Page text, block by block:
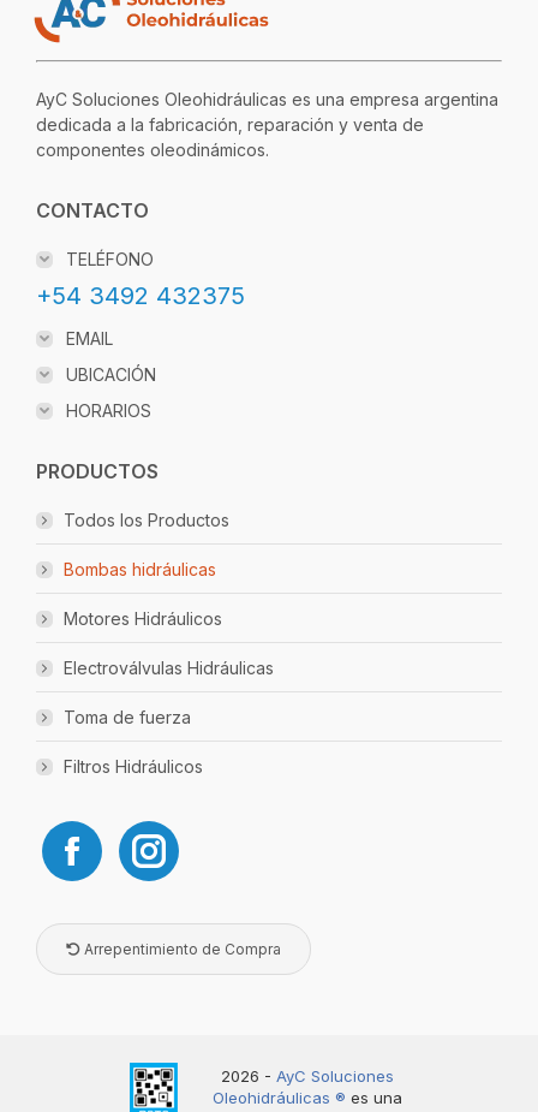
AyC Soluciones Oleohidráulicas es una empresa argentina
dedicada a la fabricación, reparación y venta de
componentes oleodinámicos.
CONTACTO
TELÉFONO
+54 3492 432375
EMAIL
UBICACIÓN
HORARIOS
PRODUCTOS
Todos los Productos
Bombas hidráulicas
Motores Hidráulicos
Electroválvulas Hidráulicas
Toma de fuerza
Filtros Hidráulicos
Arrepentimiento de Compra
2026 -AyC Soluciones
Oleohidráulicas ®️ es una